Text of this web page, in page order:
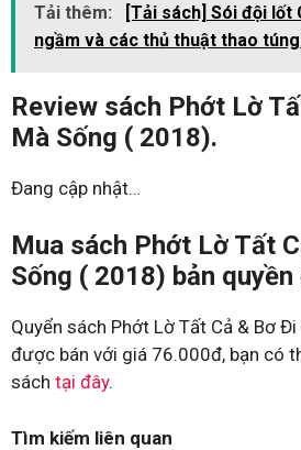
Tải thêm:
[Tải sách] Sói đội lốt
ngầm và các thủ thuật thao
Review sách Phớt Lờ
Mà Sống ( 2018).
Đang cập nhật…
Mua sách Phớt Lờ Tất
Sống ( 2018) bản quyền
Quyển sách Phớt Lờ Tất Cả & Bơ
được bán với giá 76.000đ, bạn có
sách tại đây.
Tìm kiếm liên quan